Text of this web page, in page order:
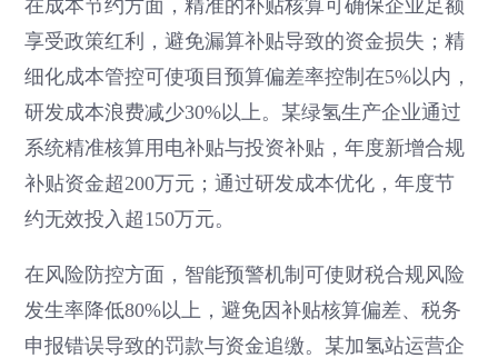
在成本节约方面，精准的补贴核算可确保企业足额
享受政策红利，避免漏算补贴导致的资金损失；精
细化成本管控可使项目预算偏差率控制在5%以内，
研发成本浪费减少30%以上。某绿氢生产企业通过
系统精准核算用电补贴与投资补贴，年度新增合规
补贴资金超200万元；通过研发成本优化，年度节
约无效投入超150万元。
在风险防控方面，智能预警机制可使财税合规风险
发生率降低80%以上，避免因补贴核算偏差、税务
申报错误导致的罚款与资金追缴。某加氢站运营企